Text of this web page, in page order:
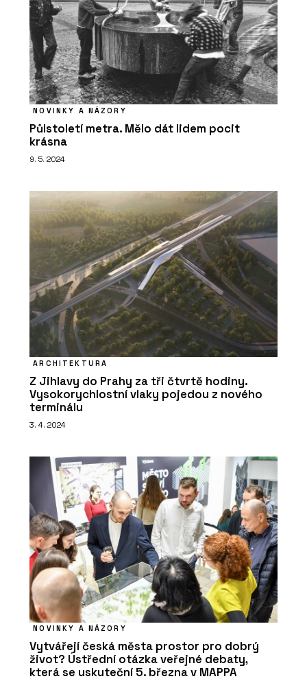
NOVINKY A NÁZORY
Půlstoletí metra. Mělo dát lidem pocit
krásna
9. 5. 2024
ARCHITEKTURA
Z Jihlavy do Prahy za tři čtvrtě hodiny.
Vysokorychlostní vlaky pojedou z nového
terminálu
3. 4. 2024
NOVINKY A NÁZORY
Vytvářejí česká města prostor pro dobrý
život? Ústřední otázka veřejné debaty,
která se uskuteční 5. března v MAPPA